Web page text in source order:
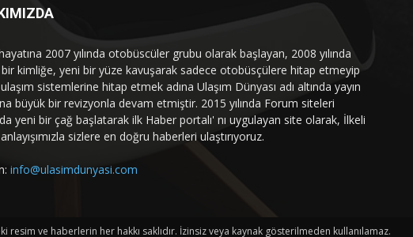
2007 yılında otobüscüler grubu olarak başlayan, 2008 yılında
kimliğe, yeni bir yüze kavuşarak sadece otobüsçülere hitap etmeyip
sistemlerine hitap etmek adına Ulaşım Dünyası adı altında yayın
büyük bir revizyonla devam etmiştir. 2015 yılında Forum siteleri
yeni bir çağ başlatarak ilk Haber portalı' nı uygulayan site olarak, İlkeli
sizlere en doğru haberleri ulaştırıyoruz.
info@ulasimdunyasi.com
ve haberlerin her hakkı saklıdır. İzinsiz veya kaynak gösterilmeden kullanılamaz.